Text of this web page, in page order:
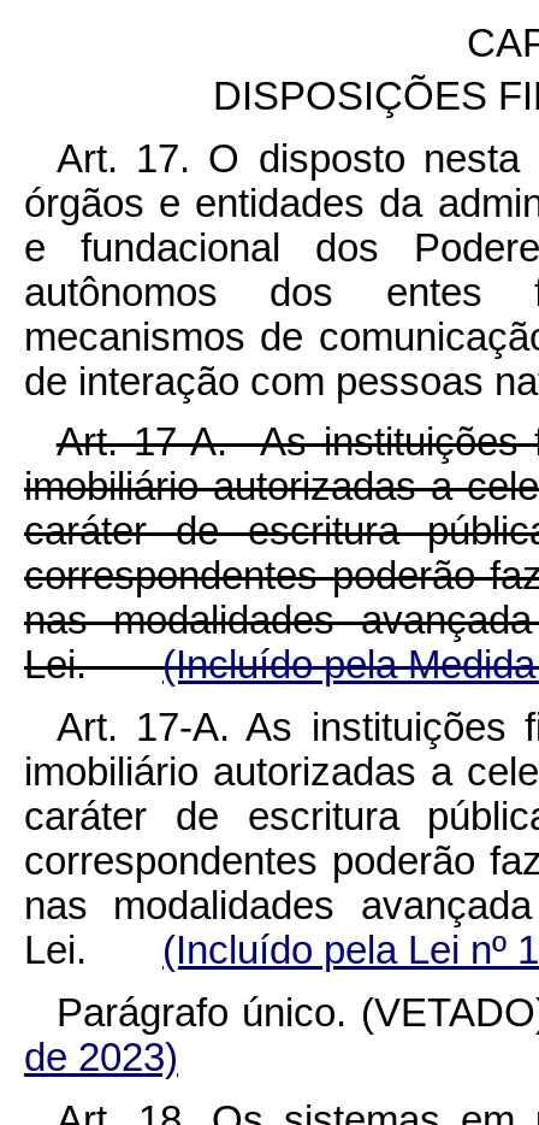
DISPOSIÇÕES
Art. 17. O disposto nesta
órgãos e entidades da
e fundacional dos
autônomos dos entes
mecanismos de
de interação com pessoas
Art. 17-A. As instituições
imobiliário autorizadas a
caráter de escritura
correspondentespoderão
nas modalidades
Lei.(Incluído pela
Art. 17-A. As instituições
imobiliário autorizadas a
caráter de escritura
correspondentes poderão
nas modalidades
Lei. (Incluído pela Lei nº
Parágrafo único.
de 2023)